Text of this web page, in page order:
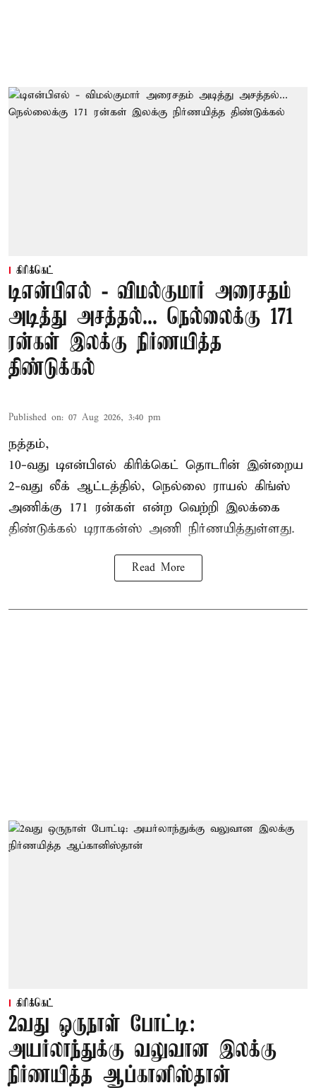
கிரிக்கெட்
டிஎன்பிஎல் - விமல்குமார் அரைசதம்
அடித்து அசத்தல்... நெல்லைக்கு 171
ரன்கள் இலக்கு நிர்ணயித்த
திண்டுக்கல்
Published on: 07 Aug 2026, 3:40 pm
நத்தம்,
10-வது டிஎன்பிஎல் கிரிக்கெட் தொடரின் இன்றைய
2-வது லீக் ஆட்டத்தில், நெல்லை ராயல் கிங்ஸ்
அணிக்கு 171 ரன்கள் என்ற வெற்றி இலக்கை
திண்டுக்கல் டிராகன்ஸ் அணி நிர்ணயித்துள்ளது.
Read More
கிரிக்கெட்
2வது ஒருநாள் போட்டி:
அயர்லாந்துக்கு வலுவான இலக்கு
நிர்ணயித்த ஆப்கானிஸ்தான்